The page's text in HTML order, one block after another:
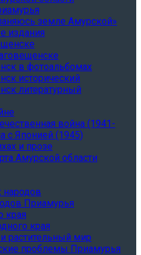
земле Амурской»
издания
в фотоальбомах
исторический
литературный
война (1941-
с Японией (1945)
и прозе
Амурской области
Приамурья
края
края
растительный мир
проблемы Приамурья